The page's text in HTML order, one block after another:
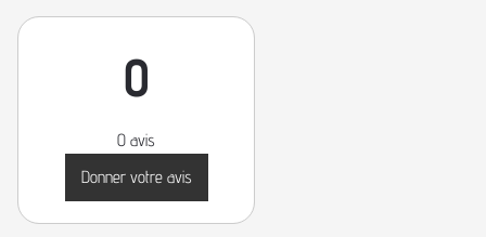
0
0 avis
Donner votre avis